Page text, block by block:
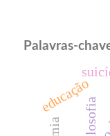
Palavras-
filosofia
educação